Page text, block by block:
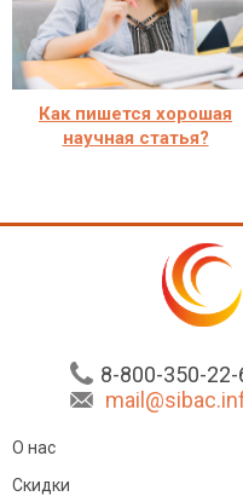
Как пишется хорошая
научная статья?
8-800-350-22-
О нас
Скидки